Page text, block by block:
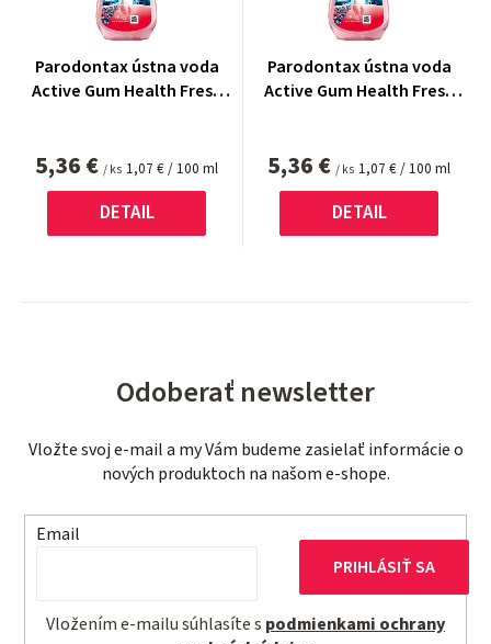
Parodontax ústna voda
Active Gum Health Fresh
5,36 € / ks Jednotková
cena:
1,07 € / 100 ml
DETAIL
Parodontax ústna voda
Active Gum Health Fresh
5,36 € / ks Jednotková
cena:
1,07 € / 100 ml
DETAIL
Odoberať newsletter
Vložte svoj e-mail a my Vám budeme zasielať informácie o
nových produktoch na našom e-shope.
Email
Vložením e-mailu súhlasíte s podmienkami ochrany
PRIHLÁSIŤ SA